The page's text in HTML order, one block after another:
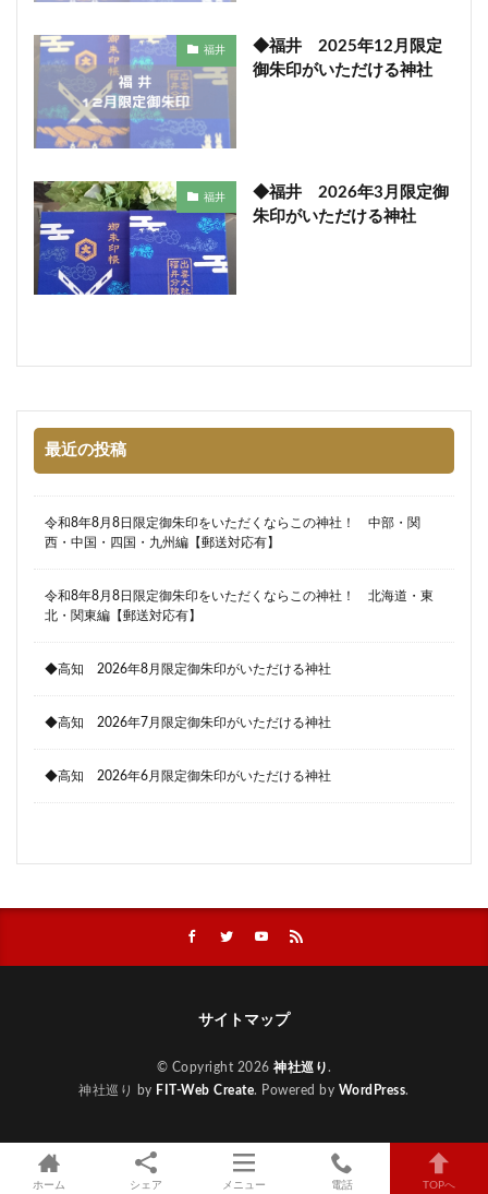
福井
◆福井 2025年12月限定
御朱印がいただける神社
福井
◆福井 2026年3月限定御
朱印がいただける神社
最近の投稿
令和8年8月8日限定御朱印をいただくならこの神社！ 中部・関
西・中国・四国・九州編【郵送対応有】
令和8年8月8日限定御朱印をいただくならこの神社！ 北海道・東
北・関東編【郵送対応有】
◆高知 2026年8月限定御朱印がいただける神社
◆高知 2026年7月限定御朱印がいただける神社
◆高知 2026年6月限定御朱印がいただける神社
サイトマップ
© Copyright 2026 神社巡り.
神社巡り by FIT-Web Create. Powered by WordPress.
ホーム シェア メニュー 電話 TOPへ